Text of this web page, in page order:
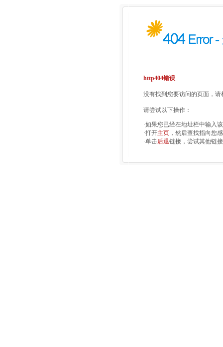
http404错误
没有找到您要访问的页面，
请尝试以下操作：
·如果您已经在地址栏中输入
·打开主页 ，然后查找指向您
·单击后退链接，尝试其他链